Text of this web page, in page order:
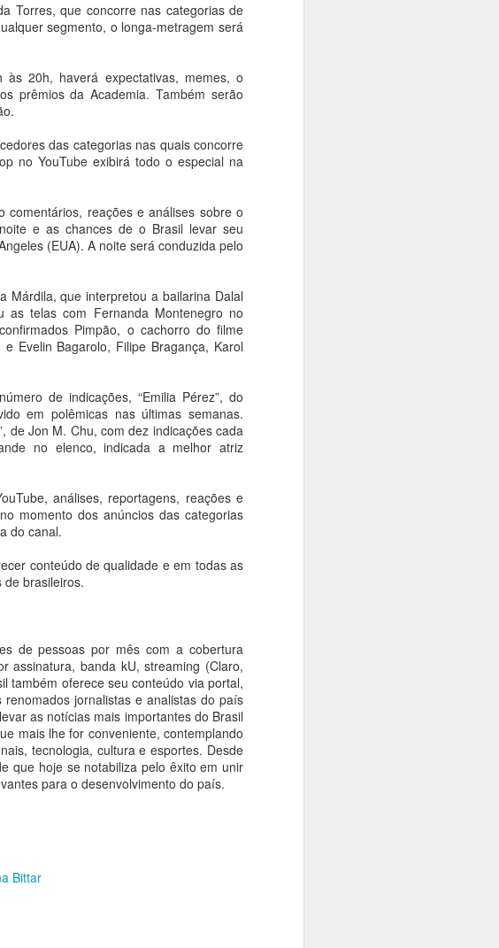
Torres, que concorre nas categorias de
segmento, o longa-metragem será
20h, haverá expectativas, memes, o
prêmios da Academia. Também serão
das categorias nas quais concorre
no YouTube exibirá todo o especial na
comentários, reações e análises sobre o
e as chances de o Brasil levar seu
(EUA). A noite será conduzida pelo
Márdila, que interpretou a bailarina Dalal
as telas com Fernanda Montenegro no
Pimpão, o cachorro do filme
Evelin Bagarolo, Filipe Bragança, Karol
de indicações, “Emilia Pérez”, do
em polêmicas nas últimas semanas.
de Jon M. Chu, com dez indicações cada
no elenco, indicada a melhor atriz
análises, reportagens, reações e
momento dos anúncios das categorias
do canal.
conteúdo de qualidade e em todas as
brasileiros.
de pessoas por mês com a cobertura
assinatura, banda kU, streaming (Claro,
também oferece seu conteúdo via portal,
jornalistas e analistas do país
as notícias mais importantes do Brasil
mais lhe for conveniente, contemplando
tecnologia, cultura e esportes. Desde
que hoje se notabiliza pelo êxito em unir
para o desenvolvimento do país.
Bittar
de agosto:
a Escola
a Olivier
que Abraça o
apresentações
de Henry
e 22 de
em
Olivier Toni,
agosto
de
dois
totalizando
período, como
2026.
homenagem a
Mauricio de Sousa é
Paulo
Ana Bittar
exibição até 24 de agosto; a Caça
às Estátuas já foi encerrada
A iniciativa que transformou São
90 anos de Mauricio de Sousa foi
estendida até o dia 24 de agosto.
atração
música
da
de agosto,
edição da
Rotas
com
a
MSP
Dia"
Essa cena
para
contra